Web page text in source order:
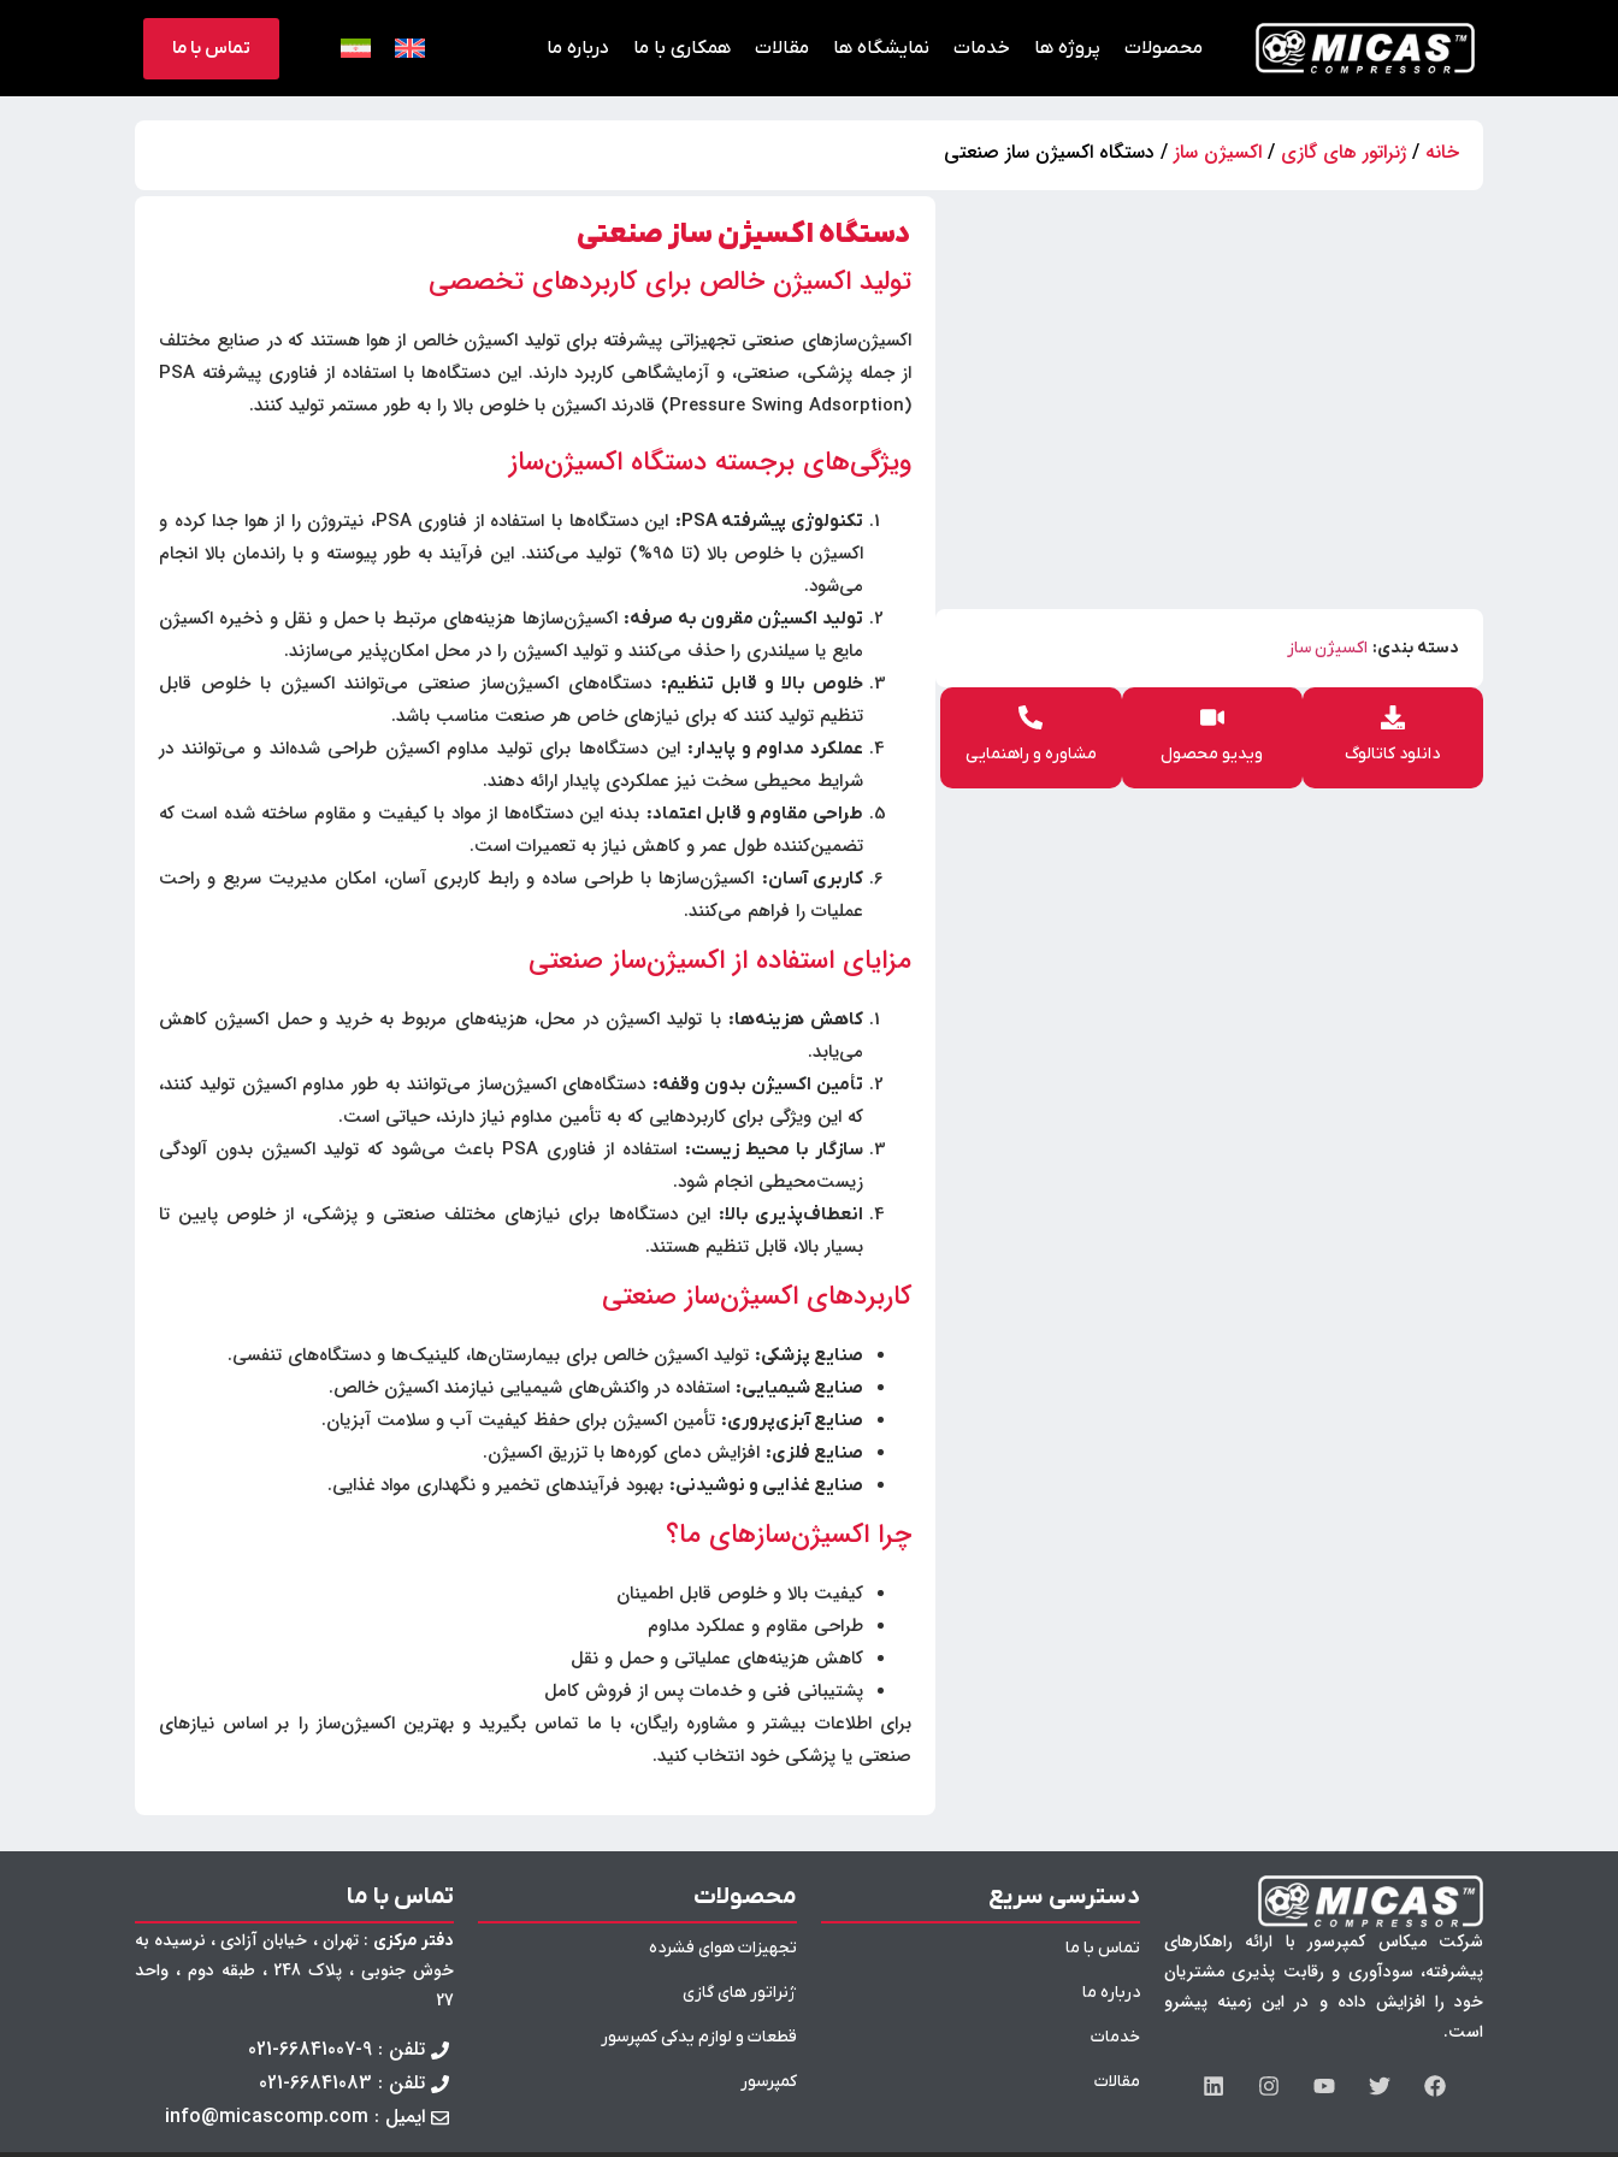
محصولات پروژه ها خدمات نمایشگاه ها مقالات همکاری با ما درباره ما تماس با ما
خانه / ژنراتور های گازی / اکسیژن ساز / دستگاه اکسیژن ساز صنعتی
دسته بندی: اکسیژن ساز
دانلود کاتالوگ ویدیو محصول مشاوره و راهنمایی
دستگاه اکسیژن ساز صنعتی
تولید اکسیژن خالص برای کاربردهای تخصصی
اکسیژن‌سازهای صنعتی تجهیزاتی پیشرفته برای تولید اکسیژن خالص از هوا هستند که در صنایع مختلف
از جمله پزشکی، صنعتی، و آزمایشگاهی کاربرد دارند. این دستگاه‌ها با استفاده از فناوری پیشرفته PSA
(Pressure Swing Adsorption) قادرند اکسیژن با خلوص بالا را به طور مستمر تولید کنند.
ویژگی‌های برجسته دستگاه اکسیژن‌ساز
تکنولوژی پیشرفته PSA:
این دستگاه‌ها با استفاده از فناوری PSA، نیتروژن را از هوا جدا کرده و
اکسیژن با خلوص بالا (تا 95%) تولید می‌کنند. این فرآیند به طور پیوسته و با راندمان بالا انجام
می‌شود.
تولید اکسیژن مقرون به صرفه: اکسیژن‌سازها هزینه‌های مرتبط با حمل و نقل و ذخیره اکسیژن
مایع یا سیلندری را حذف می‌کنند و تولید اکسیژن را در محل امکان‌پذیر می‌سازند.
خلوص بالا و قابل تنظیم: دستگاه‌های اکسیژن‌ساز صنعتی می‌توانند اکسیژن با خلوص قابل
تنظیم تولید کنند که برای نیازهای خاص هر صنعت مناسب باشد.
عملکرد مداوم و پایدار: این دستگاه‌ها برای تولید مداوم اکسیژن طراحی شده‌اند و می‌توانند در
شرایط محیطی سخت نیز عملکردی پایدار ارائه دهند.
طراحی مقاوم و قابل اعتماد: بدنه این دستگاه‌ها از مواد با کیفیت و مقاوم ساخته شده است که
تضمین‌کننده طول عمر و کاهش نیاز به تعمیرات است.
کاربری آسان: اکسیژن‌سازها با طراحی ساده و رابط کاربری آسان، امکان مدیریت سریع و راحت
عملیات را فراهم می‌کنند.
مزایای استفاده از اکسیژن‌ساز صنعتی
کاهش هزینه‌ها: با تولید اکسیژن در محل، هزینه‌های مربوط به خرید و حمل اکسیژن کاهش
می‌یابد.
تأمین اکسیژن بدون وقفه: دستگاه‌های اکسیژن‌ساز می‌توانند به طور مداوم اکسیژن تولید کنند،
که این ویژگی برای کاربردهایی که به تأمین مداوم نیاز دارند، حیاتی است.
سازگار با محیط زیست:
استفاده از فناوری PSA باعث می‌شود که تولید اکسیژن بدون آلودگی
زیست‌محیطی انجام شود.
انعطاف‌پذیری بالا: این دستگاه‌ها برای نیازهای مختلف صنعتی و پزشکی، از خلوص پایین تا
بسیار بالا، قابل تنظیم هستند.
کاربردهای اکسیژن‌ساز صنعتی
صنایع پزشکی: تولید اکسیژن خالص برای بیمارستان‌ها، کلینیک‌ها و دستگاه‌های تنفسی.
صنایع شیمیایی: استفاده در واکنش‌های شیمیایی نیازمند اکسیژن خالص.
صنایع آبزی‌پروری: تأمین اکسیژن برای حفظ کیفیت آب و سلامت آبزیان.
صنایع فلزی: افزایش دمای کوره‌ها با تزریق اکسیژن.
صنایع غذایی و نوشیدنی: بهبود فرآیندهای تخمیر و نگهداری مواد غذایی.
چرا اکسیژن‌سازهای ما؟
کیفیت بالا و خلوص قابل اطمینان
طراحی مقاوم و عملکرد مداوم
کاهش هزینه‌های عملیاتی و حمل و نقل
پشتیبانی فنی و خدمات پس از فروش کامل
برای اطلاعات بیشتر و مشاوره رایگان، با ما تماس بگیرید و بهترین اکسیژن‌ساز را بر اساس نیازهای
صنعتی یا پزشکی خود انتخاب کنید.
شرکت میکاس کمپرسور با ارائه راهکارهای
پیشرفته، سودآوری و رقابت پذیری مشتریان
خود را افزایش داده و در این زمینه پیشرو
است.
دسترسی سریع
تماس با ما
درباره ما
خدمات
مقالات
محصولات
تجهیزات هوای فشرده
ژنراتور های گازی
قطعات و لوازم یدکی کمپرسور
کمپرسور
تماس با ما
دفتر مرکزی : تهران ، خیابان آزادی ، نرسیده به
خوش جنوبی ، پلاک 248 ، طبقه دوم ، واحد
27
تلفن : 9-66841007-021
تلفن : 66841083-021
ایمیل : info@micascomp.com